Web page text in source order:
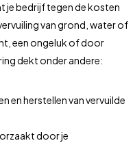
je bedrijf tegen de kosten
van grond, water of
een ongeluk of door
dekt onder andere:
en herstellen van vervuilde
door je